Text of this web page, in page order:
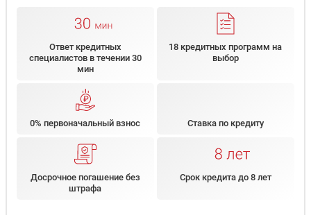
Ответ кредитных
специалистов в течении 30
мин
18 кредитных программ на
выбор
0% первоначальный взнос Ставка по кредиту
Досрочное погашение без
штрафа
Срок кредита до 8 лет